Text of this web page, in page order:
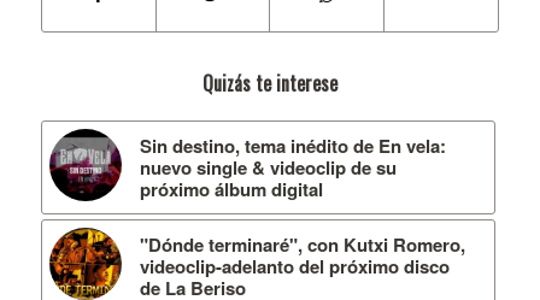
Quizás te interese
Sin destino, tema inédito de En vela:
nuevo single & videoclip de su
próximo álbum digital
"Dónde terminaré", con Kutxi Romero,
videoclip-adelanto del próximo disco
de La Beriso